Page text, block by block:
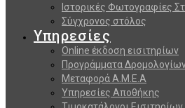
Ιστορικές Φωτογραφίες
Σύγχρονος στόλος
Υπηρεσίες
Online έκδοση εισιτηρίων
Προγράμματα
Μεταφορά Α.Μ.Ε.Α
Υπηρεσίες Αποθήκης